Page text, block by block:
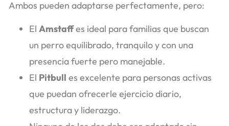
Ambos pueden adaptarse perfectamente, pero:
El Amstaffes ideal para familias que buscan
un perro equilibrado, tranquilo y con una
presencia fuerte pero manejable.
El Pitbull es excelente para personas activas
que puedan ofrecerle ejercicio diario,
estructura y liderazgo.